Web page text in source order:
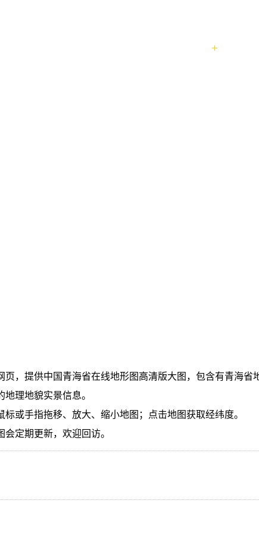
页，提供中国青海省在线地形图高清版大图，包含有青海
理地貌实景信息。
标或手指拖移、放大、缩小地图；点击地图获取经纬度。
会定期更新，欢迎回访。